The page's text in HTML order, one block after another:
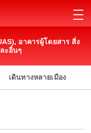
อาคารผู้โดยสาร สิ่ง
ะอื่นๆ
เดินทางหลายเมือง